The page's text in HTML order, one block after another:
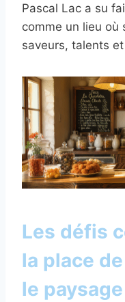
Pascal Lac a su
comme un lieu où
saveurs, talents
Les défis
la place
le